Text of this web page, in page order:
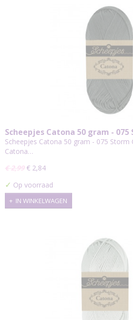
Scheepjes Catona 50 gram - 075
Scheepjes Catona 50 gram - 075 Storm
Catona…
€ 2,99 € 2,84
✓ Op voorraad
IN WINKELWAGEN